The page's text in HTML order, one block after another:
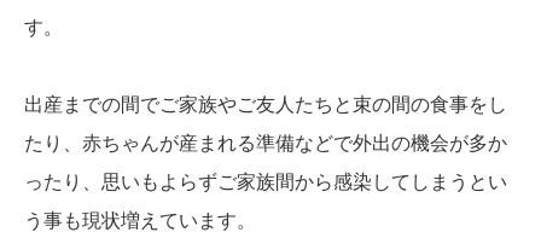
す。
出産までの間でご家族やご友人たちと束の間の食事をし
たり、赤ちゃんが産まれる準備などで外出の機会が多か
ったり、思いもよらずご家族間から感染してしまうとい
う事も現状増えています。